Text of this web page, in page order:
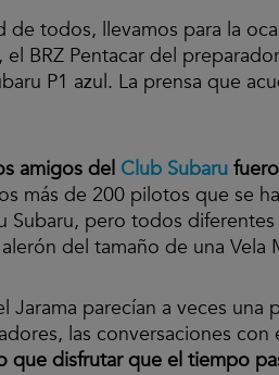
de todos, llevamos para la
BRZ Pentacar del
P1 azul. La prensa que
amigos del Club Subaru
más de 200 pilotos que se
Subaru, pero todos
del tamaño de una Vela
parecían a veces
las conversaciones
que disfrutar que el tiempo